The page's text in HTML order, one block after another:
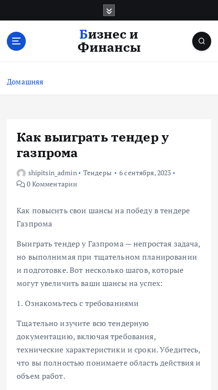
с
Бизнес и
Финансы
Домашняя
Как выиграть тендер у
газпрома
shipitsin_admin Тендеры
6 сентября, 2023
0 Комментарии
Как повысить свои шансы на победу в тендере
Газпрома
Выиграть тендер у Газпрома — непростая задача,
но выполнимая при тщательном планировании
и подготовке. Вот несколько шагов, которые
могут увеличить ваши шансы на успех:
1. Ознакомьтесь с требованиями
Тщательно изучите всю тендерную
документацию, включая требования,
технические характеристики и сроки. Убедитесь,
что вы полностью понимаете область действия и
объем работ.